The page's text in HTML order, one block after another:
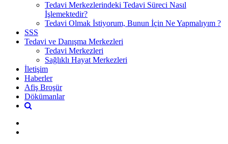
Tedavi Merkezlerindeki Tedavi Süreci Nasıl
İşlemektedir?
Tedavi Olmak İstiyorum, Bunun İçin Ne Yapmalıyım ?
SSS
Tedavi ve Danışma Merkezleri
Tedavi Merkezleri
Sağlıklı Hayat Merkezleri
İletişim
Haberler
Afiş Broşür
Dökümanlar